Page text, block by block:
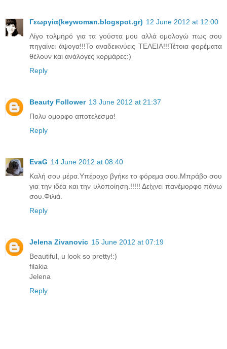
Γεωργία(keywoman.blogspot.gr) 12 June 2012 at 12:00
Λίγο τολμηρό για τα γούστα μου αλλά ομολογώ πως σου
πηγαίνει άψογα!!!Το αναδεικνύεις ΤΕΛΕΙΑ!!!Τέτοια φορέματα
θέλουν και ανάλογες κορμάρες:)
Reply
Beauty Follower 13 June 2012 at 21:37
Πολυ ομορφο αποτελεσμα!
Reply
EvaG 14 June 2012 at 08:40
Καλή σου μέρα.Υπέροχο βγήκε το φόρεμα σου.Μπράβο σου
για την ιδέα και την υλοποίηση.!!!!! Δείχνει πανέμορφο πάνω
σου.Φιλιά.
Reply
Jelena Zivanovic 15 June 2012 at 07:19
Beautiful, u look so pretty!:)
filakia
Jelena
Reply